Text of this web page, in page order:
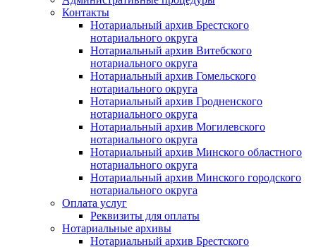
Контакты
Нотариальный архив Брестского
нотариального округа
Нотариальный архив Витебского
нотариального округа
Нотариальный архив Гомельского
нотариального округа
Нотариальный архив Гродненского
нотариального округа
Нотариальный архив Могилевского
нотариального округа
Нотариальный архив Минского областного
нотариального округа
Нотариальный архив Минского городского
нотариального округа
Оплата услуг
Реквизиты для оплаты
Нотариальные архивы
Нотариальный архив Брестского